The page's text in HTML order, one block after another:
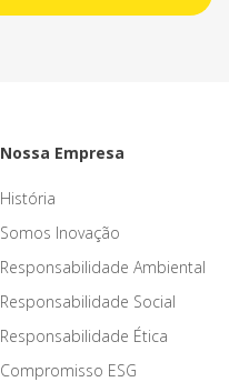
Nossa Empresa
História
Somos Inovação
Responsabilidade Ambiental
Responsabilidade Social
Responsabilidade Ética
Compromisso ESG